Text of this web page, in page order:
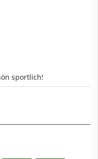
sportlich!